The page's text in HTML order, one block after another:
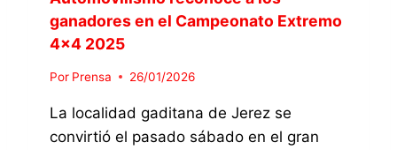
T
E
G
R
A
E
E
M
E
×
D
E
S
,
E
U
N
ganadores en el Campeonato Extremo
4×4 2025
Por Prensa 26/01/2026
La localidad gaditana de Jerez se
convirtió el pasado sábado en el gran